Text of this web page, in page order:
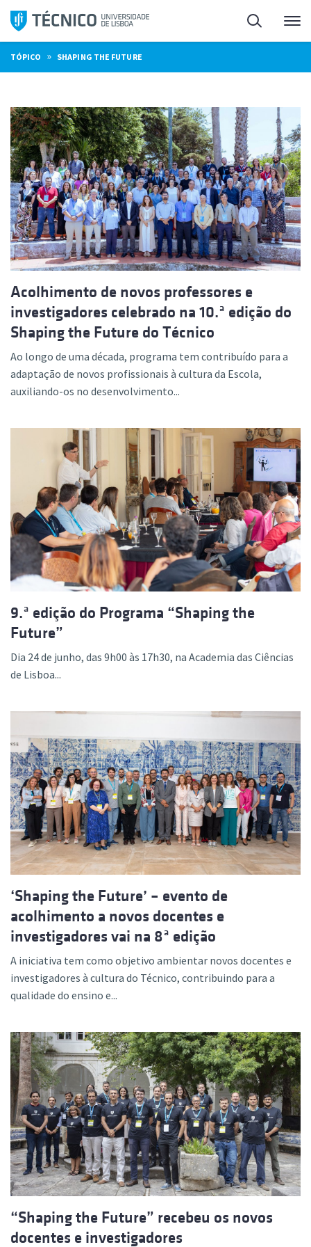
Saltar
para
o
conteúdo
Pesquisa
TÓPICO » SHAPING THE FUTURE
Acolhimento de novos professores e
investigadores celebrado na 10.ª edição do
Shaping the Future do Técnico
Ao longo de uma década, programa tem contribuído para a
adaptação de novos profissionais à cultura da Escola,
auxiliando-os no desenvolvimento...
9.ª edição do Programa “Shaping the
Future”
Dia 24 de junho, das 9h00 às 17h30, na Academia das Ciências
de Lisboa...
‘Shaping the Future’ – evento de
acolhimento a novos docentes e
investigadores vai na 8ª edição
A iniciativa tem como objetivo ambientar novos docentes e
investigadores à cultura do Técnico, contribuindo para a
qualidade do ensino e...
“Shaping the Future” recebeu os novos
docentes e investigadores